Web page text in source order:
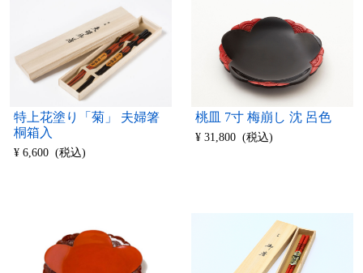
特上花塗り「菊」 夫婦箸
桐箱入
¥ 6,600 (税込)
桃皿 7寸 梅崩し 沈 呂色
¥ 31,800 (税込)